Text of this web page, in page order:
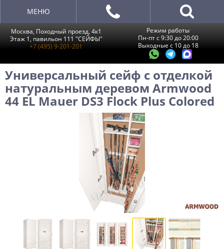
Москва, Походный проезд, 4к1
Этаж 1, павильон 111 "СЕЙФЫ"
+7 (495) 9-201-201
Режим работы
Пн-пт с 9:30 до 20:00
Выходные с 10 до 18
МЕНЮ
Универсальный сейф с отделкой
натуральным деревом Armwood
44 EL Mauer DS3 Flock Plus Colored